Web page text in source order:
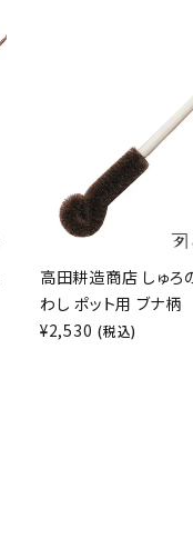
高田耕造商店 しゅろ
わし ポット用 ブナ柄
¥2,530 (税込)